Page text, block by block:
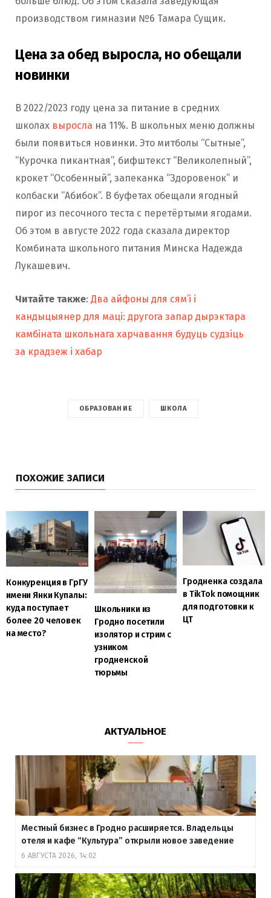
производством гимназии №6 Тамара Сущик.
Цена за обед выросла, но обещали
новинки
В 2022/2023 году цена за питание в средних
школах выросла на 11%. В школьных меню должны
были появиться новинки. Это митболы “Сытные”,
“Курочка пикантная”, бифштекст “Великолепный”,
крокет “Особенный”, запеканка “Здоровенок” и
колбаски “Абибок”. В буфетах обещали ягодный
пирог из песочного теста с перетёртыми ягодами.
Об этом в августе 2022 года сказала директор
Комбината школьного питания Минска Надежда
Лукашевич.
Читайте также: Два айфоны для сям’і і
кандыцыянер для маці: другога запар дырэктара
камбіната школьнага харчавання будуць судзіць
за крадзеж і хабар
ОБРАЗОВАНИЕ ШКОЛА
ПОХОЖИЕ ЗАПИСИ
Конкуренция в ГрГУ
имени Янки Купалы:
куда поступает
более 20 человек
на место?
Школьники из
Гродно посетили
изолятор и стрим с
узником
гродненской
тюрьмы
Гродненка создала
в TikTok помощник
для подготовки к
ЦТ
АКТУАЛЬНОЕ
Местный бизнес в Гродно расширяется. Владельцы
отеля и кафе “Культура” открыли новое заведение
6 АВГУСТА 2026, 14:02